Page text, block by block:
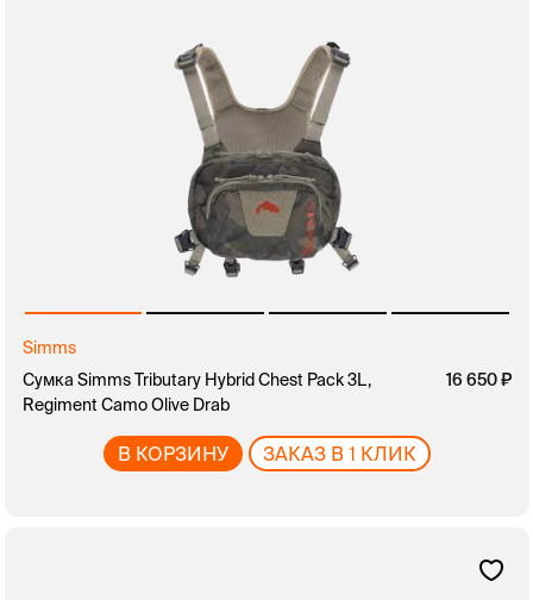
Simms
Сумка Simms Tributary Hybrid Chest Pack 3L,
Regiment Camo Olive Drab
16 650
В КОРЗИНУ ЗАКАЗ В 1 КЛИК